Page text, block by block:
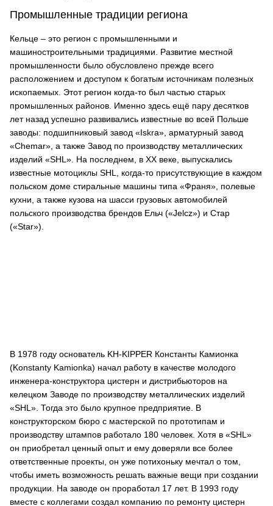
Промышленные традиции региона
Кельце – это регион с промышленными и
машиностроительными традициями. Развитие местной
промышленности было обусловлено прежде всего
расположением и доступом к богатым источникам полезных
ископаемых. Этот регион когда-то был частью старых
промышленных районов. Именно здесь ещё пару десятков
лет назад успешно развивались известные во всей Польше
заводы: подшипниковый завод «Iskra», арматурный завод
«Сhemar», а также Завод по производству металлических
изделий «SHL». На последнем, в XX веке, выпускались
известные мотоциклы SHL, когда-то присутствующие в каждом
польском доме стиральные машины типа «Франя», полевые
кухни, а также кузова на шасси грузовых автомобилей
польского производства брендов Ельч («Jelcz») и Стар
(«Star»).
В 1978 году основатель KH-KIPPER Константы Камионка
(Konstanty Kamionka) начал работу в качестве молодого
инженера-конструктора цистерн и дистрибьюторов на
келецком Заводе по производству металлических изделий
«SHL». Тогда это было крупное предприятие. В
конструкторском бюро с мастерской по прототипам и
производству штампов работало 180 человек. Хотя в «SHL»
он приобретал ценный опыт и ему доверяли все более
ответственные проекты, он уже потихоньку мечтал о том,
чтобы иметь возможность решать важные вещи при создании
продукции. На заводе он проработал 17 лет. В 1993 году
вместе с коллегами создал компанию по ремонту цистерн